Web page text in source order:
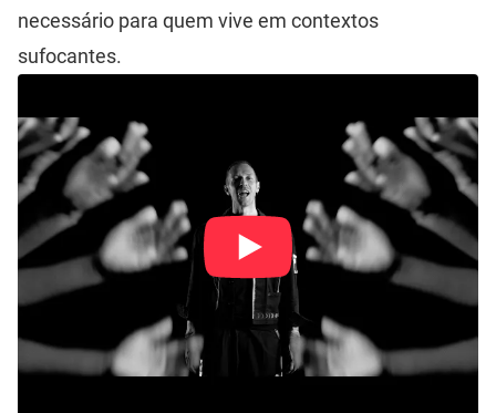
necessário para quem vive em contextos
sufocantes.